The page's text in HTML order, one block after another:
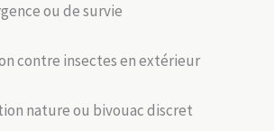
ou de survie
contre insectes en extérieur
nature ou bivouac discret